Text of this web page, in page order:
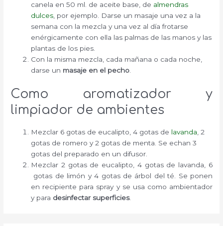
canela en 50 ml. de aceite base, de almendras
dulces, por ejemplo. Darse un masaje una vez a la
semana con la mezcla y una vez al día frotarse
enérgicamente con ella las palmas de las manos y las
plantas de los pies.
Con la misma mezcla, cada mañana o cada noche,
darse un masaje en el pecho.
Como aromatizador y
limpiador de ambientes
Mezclar 6 gotas de eucalipto, 4 gotas de lavanda, 2
gotas de romero y 2 gotas de menta. Se echan 3
gotas del preparado en un difusor.
Mezclar 2 gotas de eucalipto, 4 gotas de lavanda, 6
gotas de limón y 4 gotas de árbol del té. Se ponen
en recipiente para spray y se usa como ambientador
y para desinfectar superficies.